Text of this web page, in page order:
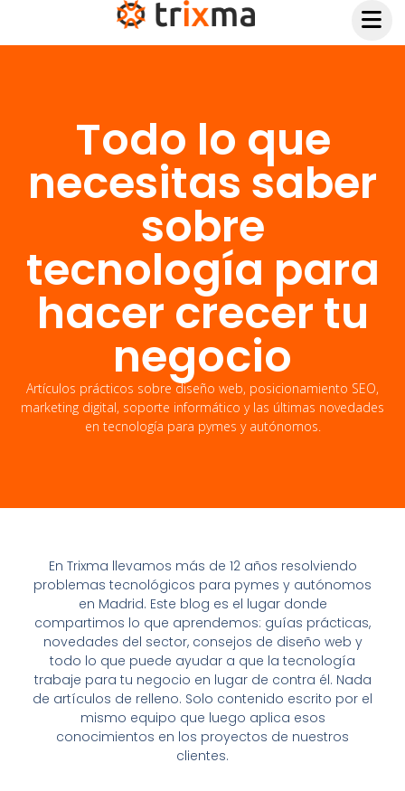
Todo lo que
necesitas saber
sobre
tecnología para
hacer crecer tu
negocio
Artículos prácticos sobre diseño web, posicionamiento SEO,
marketing digital, soporte informático y las últimas novedades
en tecnología para pymes y autónomos.
En Trixma llevamos más de 12 años resolviendo
problemas tecnológicos para pymes y autónomos
en Madrid. Este blog es el lugar donde
compartimos lo que aprendemos: guías prácticas,
novedades del sector, consejos de diseño web y
todo lo que puede ayudar a que la tecnología
trabaje para tu negocio en lugar de contra él. Nada
de artículos de relleno. Solo contenido escrito por el
mismo equipo que luego aplica esos
conocimientos en los proyectos de nuestros
clientes.